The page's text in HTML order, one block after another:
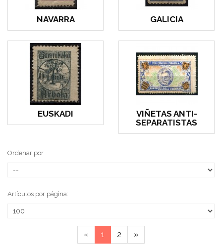
NAVARRA GALICIA
EUSKADI
VIÑETAS ANTI-
SEPARATISTAS
Ordenar por
Artículos por página:
« 1 2 »